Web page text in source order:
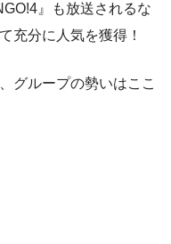
』も放送されるな
充分に人気を獲得！
グループの勢いはここ